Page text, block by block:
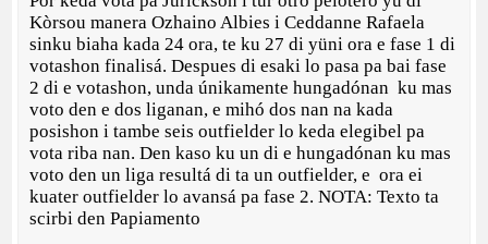
Kòrsou manera Ozhaino Albies i Ceddanne Rafaela
sinku biaha kada 24 ora, te ku 27 di yüni ora e fase 1 di
votashon finalisá. Despues di esaki lo pasa pa bai fase
2 di e votashon, unda únikamente hungadónan ku mas
voto den e dos liganan, e mihó dos nan na kada
posishon i tambe seis outfielder lo keda elegibel pa
vota riba nan. Den kaso ku un di e hungadónan ku mas
voto den un liga resultá di ta un outfielder, e ora ei
kuater outfielder lo avansá pa fase 2. NOTA: Texto ta
scirbi den Papiamento